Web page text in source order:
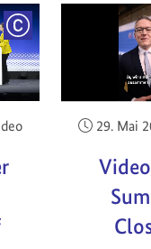
COPYRIGHT
29. Mai